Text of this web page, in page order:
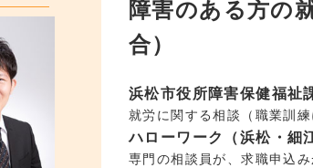
障害のある方の
合）
浜松市役所障害保健福祉
就労に関する相談（職業訓
ハローワーク（浜松・細
専門の相談員が、求職申込